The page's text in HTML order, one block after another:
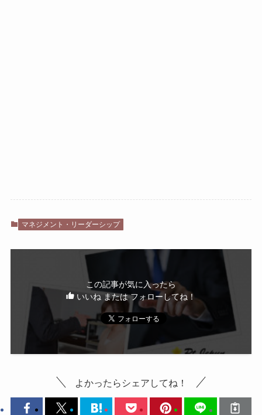
マネジメント・リーダーシップ
この記事が気に入ったら
いいね または フォローしてね！
よかったらシェアしてね！